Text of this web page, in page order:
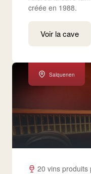
créée en 1988.
Voir la cave
Salquenen
20 vins produits